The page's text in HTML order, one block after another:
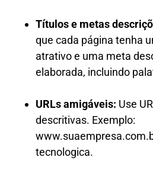
Títulos e metas
que cada página tenha
atrativo e uma meta
elaborada, incluindo
URLs amigáveis: Use
descritivas. Exemplo:
tecnologica.